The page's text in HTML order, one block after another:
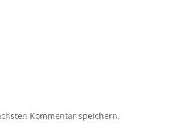
Kommentar speichern.